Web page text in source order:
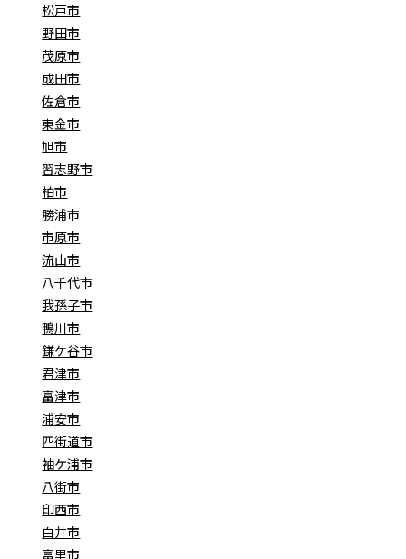
松戸市
野田市
茂原市
成田市
佐倉市
東金市
旭市
習志野市
柏市
勝浦市
市原市
流山市
八千代市
我孫子市
鴨川市
鎌ケ谷市
君津市
富津市
浦安市
四街道市
袖ケ浦市
八街市
印西市
白井市
富里市